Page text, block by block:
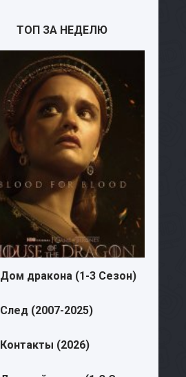
ТОП ЗА НЕДЕЛЮ
Дом дракона (1-3 Сезон)
След (2007-2025)
Контакты (2026)